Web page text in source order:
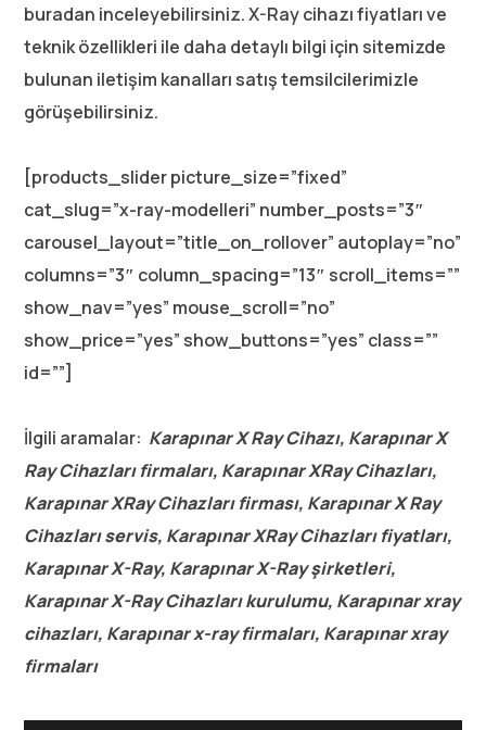
buradan inceleyebilirsiniz. X-Ray cihazı fiyatları ve
teknik özellikleri ile daha detaylı bilgi için sitemizde
bulunan iletişim kanalları satış temsilcilerimizle
görüşebilirsiniz.
[products_slider picture_size=”fixed”
cat_slug=”x-ray-modelleri” number_posts=”3″
carousel_layout=”title_on_rollover” autoplay=”no”
columns=”3″ column_spacing=”13″ scroll_items=””
show_nav=”yes” mouse_scroll=”no”
show_price=”yes” show_buttons=”yes” class=””
id=””]
İlgili aramalar: Karapınar X Ray Cihazı, Karapınar X
Ray Cihazları firmaları, Karapınar XRay Cihazları,
Karapınar XRay Cihazları firması, Karapınar X Ray
Cihazları servis, Karapınar XRay Cihazları fiyatları,
Karapınar X-Ray, Karapınar X-Ray şirketleri,
Karapınar X-Ray Cihazları kurulumu, Karapınar xray
cihazları, Karapınar x-ray firmaları, Karapınar xray
firmaları